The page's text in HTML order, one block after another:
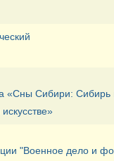
«Сны Сибири: Сибирь
"Военное дело и